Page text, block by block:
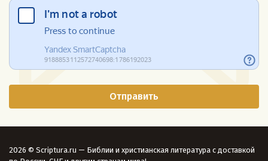
2026 © Scriptura.ru — Библии и христианская литература с доставкой